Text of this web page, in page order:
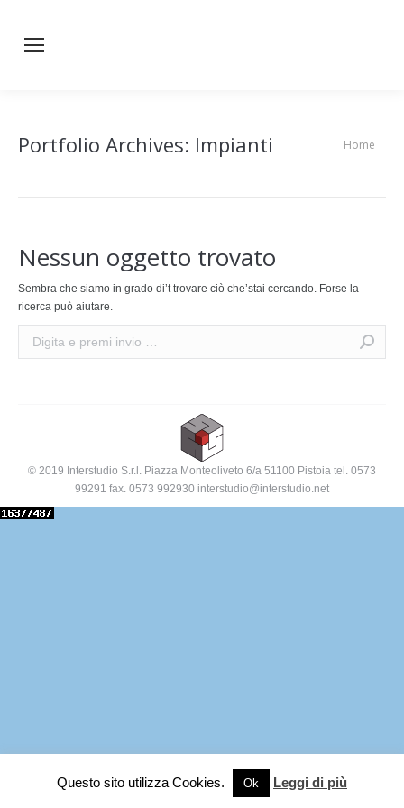
Portfolio Archives: Impianti You are here:
Home
Nessun oggetto trovato
Sembra che siamo in grado di’t trovare ciò che’stai cercando. Forse la
ricerca può aiutare.
© 2019 Interstudio S.r.l. Piazza Monteoliveto 6/a 51100 Pistoia tel. 0573
99291 fax. 0573 992930 interstudio@interstudio.net
Questo sito utilizza Cookies. Ok Leggi di più